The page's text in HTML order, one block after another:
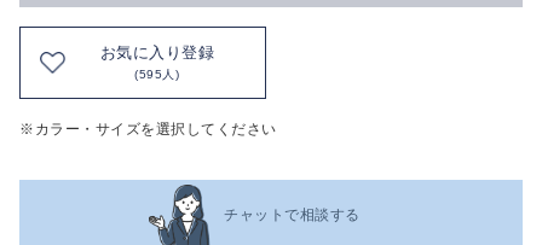
お気に入り登録
(595人)
※カラー・サイズを選択してください
チャットで相談する